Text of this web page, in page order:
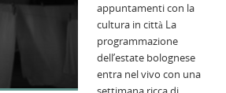
appuntamenti con la
cultura in città La
programmazione
dell’estate bolognese
entra nel vivo con una